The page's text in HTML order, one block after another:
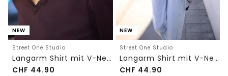
NEW
Street One Studio
Langarm Shirt mit V-Neck und Spitze
CHF 44.90
NEW
Street One Studio
Langarm Shirt mit V-Neck und Spitze
CHF 44.90